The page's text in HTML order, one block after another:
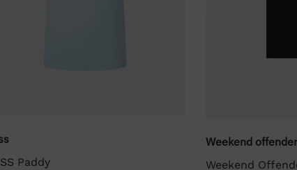
Paddy
Weekend offender
Weekend